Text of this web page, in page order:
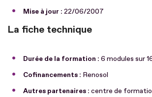
Mise à jour : 22/06/2007
La fiche technique
Durée de la formation : 6 modules sur
Cofinancements : Renosol
Autres partenaires : centre de